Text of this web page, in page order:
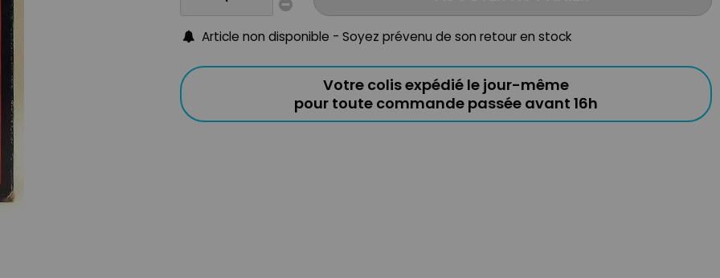
Article non disponible - Soyez prévenu de son retour en stock
Votre colis expédié le jour-même
pour toute commande passée avant 16h